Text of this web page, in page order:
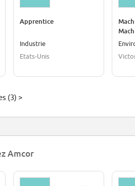
Apprentice
Industrie
Etats-Unis
(3) >
Amcor